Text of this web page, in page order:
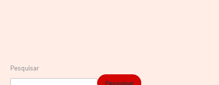
Pesquisar
Pesquisar